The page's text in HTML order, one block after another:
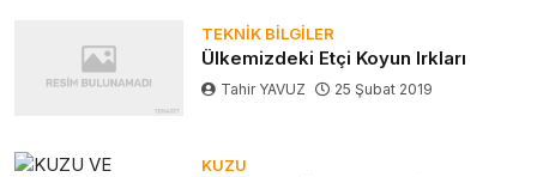
TEKNIK BILGILER
Ülkemizdeki Etçi Koyun Irkları
Tahir YAVUZ 25 Şubat 2019
KUZU